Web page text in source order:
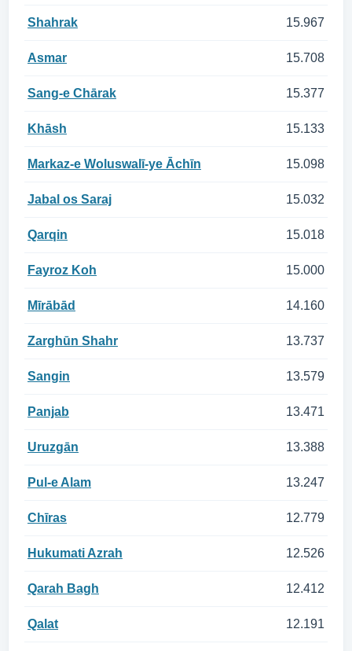
Shahrak 15.967
Asmar 15.708
Sang-e Chārak 15.377
Khāsh 15.133
Markaz-e Woluswalī-ye Āchīn 15.098
Jabal os Saraj 15.032
Qarqin 15.018
Fayroz Koh 15.000
Mīrābād 14.160
Zarghūn Shahr 13.737
Sangin 13.579
Panjab 13.471
Uruzgān 13.388
Pul-e Alam 13.247
Chīras 12.779
Hukumati Azrah 12.526
Qarah Bagh 12.412
Qalat 12.191